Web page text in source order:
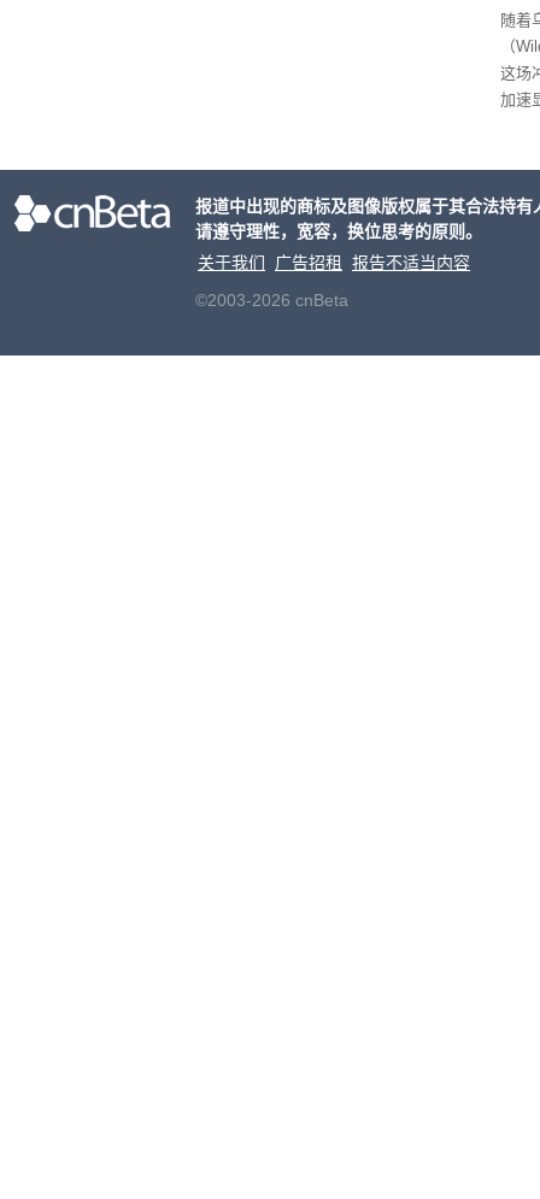
经
随着
（
这场
加速
评估
报道中出现的商标及图像版权属于其合法持
请遵守理性，宽容，换位思考的原则。
关于我们
广告招租
报告不适当内容
©2003-2026 cnBeta